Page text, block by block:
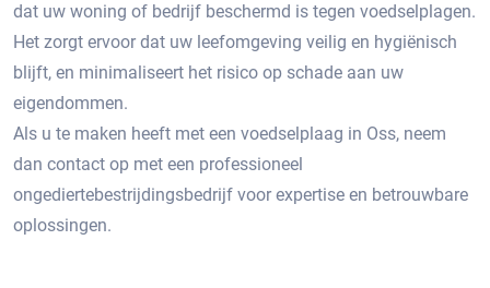
dat uw woning of bedrijf beschermd is tegen voedselplagen.​
Het zorgt ervoor dat uw leefomgeving veilig en hygiënisch
blijft, en minimaliseert het risico op schade aan uw
eigendommen.​
Als u te maken heeft met een voedselplaag in Oss, neem
dan contact op met een professioneel
ongediertebestrijdingsbedrijf voor expertise en betrouwbare
oplossingen.​